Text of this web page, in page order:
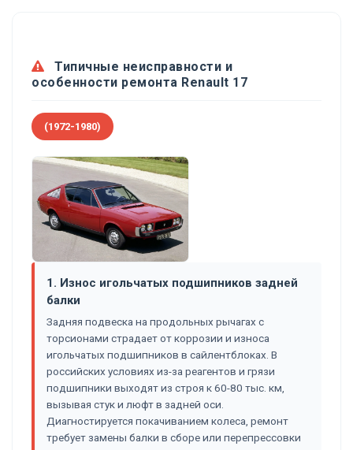
Типичные неисправности и
особенности ремонта Renault 17
(1972-1980)
1. Износ игольчатых подшипников задней
балки
Задняя подвеска на продольных рычагах с
торсионами страдает от коррозии и износа
игольчатых подшипников в сайлентблоках. В
российских условиях из-за реагентов и грязи
подшипники выходят из строя к 60-80 тыс. км,
вызывая стук и люфт в задней оси.
Диагностируется покачиванием колеса, ремонт
требует замены балки в сборе или перепрессовки